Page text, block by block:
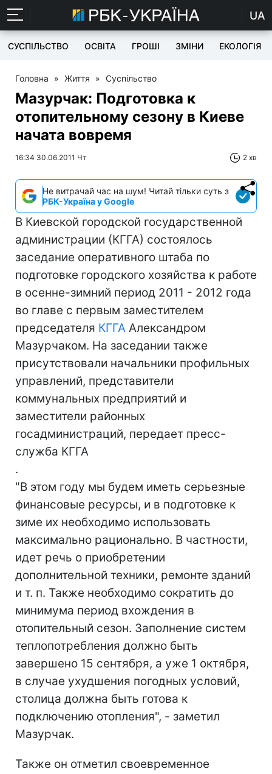
UA
СУСПІЛЬСТВО ОСВІТА ГРОШІ ЗМІНИ ЕКОЛОГІЯ
Головна » Життя » Суспільство
Мазурчак: Подготовка к
отопительному сезону в Киеве
начата вовремя
16:34 30.06.2011 Чт 2 хв
Не витрачай час на шум! Читай тільки суть з
РБК-Україна у Google
В Киевской городской государственной
администрации (КГГА) состоялось
заседание оперативного штаба по
подготовке городского хозяйства к работе
в осенне-зимний период 2011 - 2012 года
во главе с первым заместителем
председателя КГГА Александром
Мазурчаком. На заседании также
присутствовали начальники профильных
управлений, представители
коммунальных предприятий и
заместители районных
госадминистраций, передает пресс-
служба КГГА
.
"В этом году мы будем иметь серьезные
финансовые ресурсы, и в подготовке к
зиме их необходимо использовать
максимально рационально. В частности,
идет речь о приобретении
дополнительной техники, ремонте зданий
и т. п. Также необходимо сократить до
минимума период вхождения в
отопительный сезон. Заполнение систем
теплопотребления должно быть
завершено 15 сентября, а уже 1 октября,
в случае ухудшения погодных условий,
столица должна быть готова к
подключению отопления", - заметил
Мазурчак.
Также он отметил своевременное